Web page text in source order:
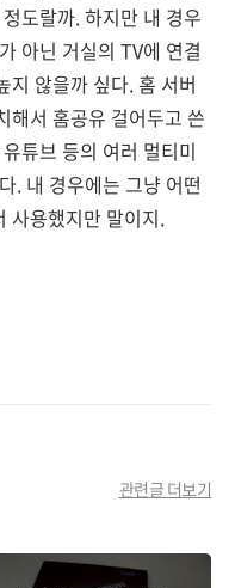
도랄까. 하지만 내 경우
아닌 거실의 TV에 연결
지 않을까 싶다. 홈 서버
해서 홈공유 걸어두고 쓴
튜브 등의 여러 멀티미
. 내 경우에는 그냥 어떤
사용했지만 말이지.
관련글 더보기